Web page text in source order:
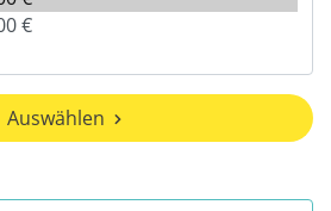
Auswählen